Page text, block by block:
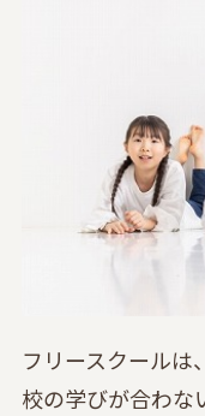
フリースクールは
校の学びが合わな